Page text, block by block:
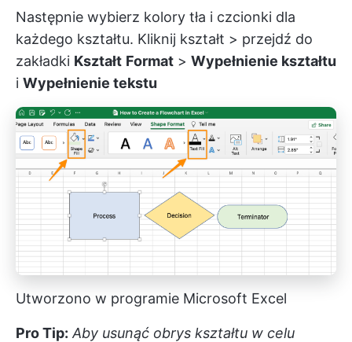
Następnie wybierz kolory tła i czcionki dla
każdego kształtu. Kliknij kształt > przejdź do
zakładki Kształt Format > Wypełnienie kształtu
i Wypełnienie tekstu
Utworzono w programie Microsoft Excel
Pro Tip: Aby usunąć obrys kształtu w celu